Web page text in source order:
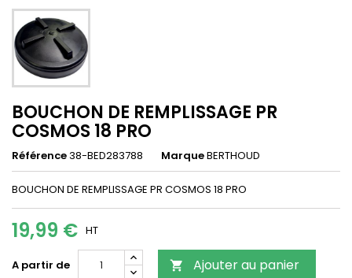
BOUCHON DE REMPLISSAGE PR
COSMOS 18 PRO
Référence38-BED283788 MarqueBERTHOUD
BOUCHON DE REMPLISSAGE PR COSMOS 18 PRO
19,99 € HT
A partir de  Ajouter au panier